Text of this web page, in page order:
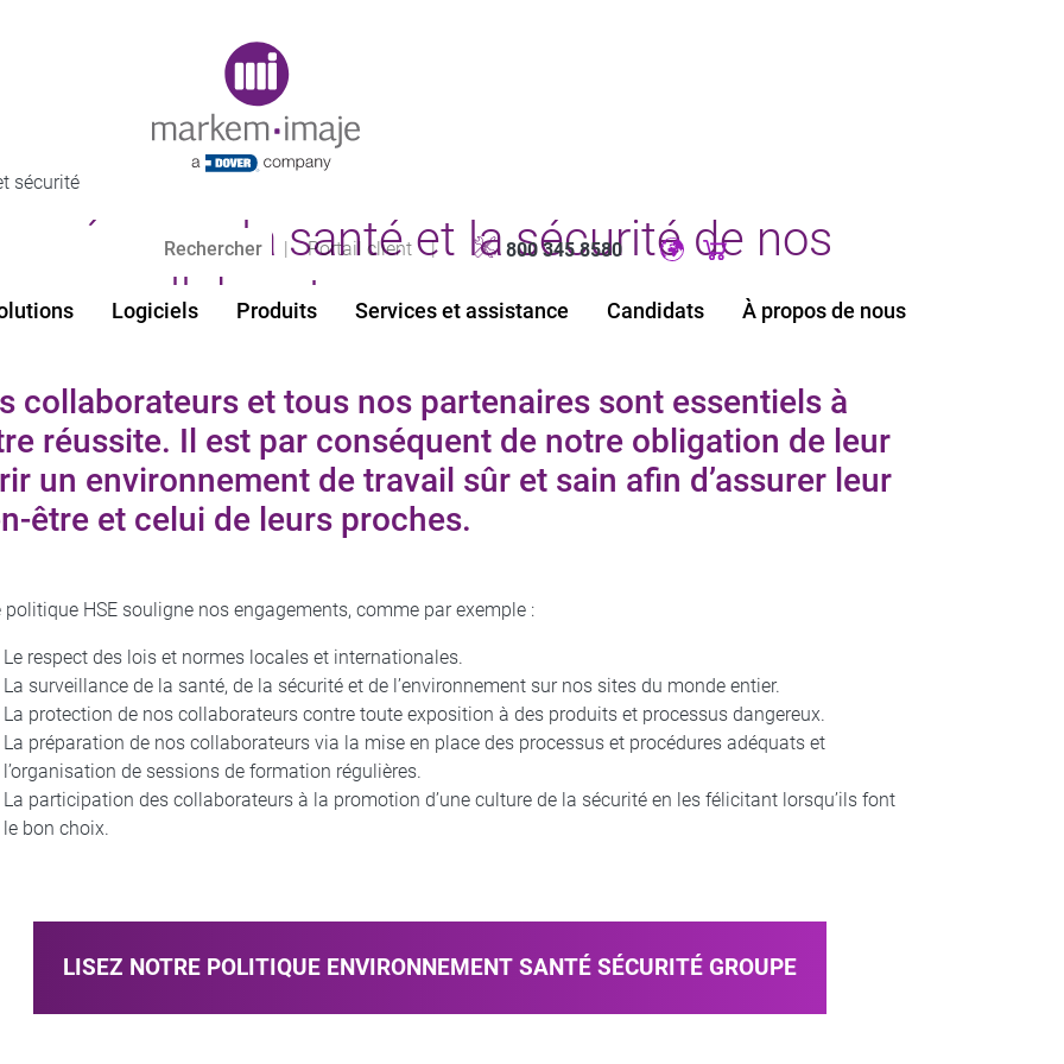
| Portail client | 800 345 8580 Original image URL link
Logiciels Produits Services et assistance Candidats À propos de nous
sécurité
un : la santé et la sécurité de nos
collaborateurs
collaborateurs et tous nos partenaires sont essentiels à
réussite. Il est par conséquent de notre obligation de leur
un environnement de travail sûr et sain afin d’assurer leur
être et celui de leurs proches.
politique HSE souligne nos engagements, comme par exemple :
Le respect des lois et normes locales et internationales.
La surveillance de la santé, de la sécurité et de l’environnement sur nos sites du monde entier.
La protection de nos collaborateurs contre toute exposition à des produits et processus dangereux.
La préparation de nos collaborateurs via la mise en place des processus et procédures adéquats et
l’organisation de sessions de formation régulières.
La participation des collaborateurs à la promotion d’une culture de la sécurité en les félicitant lorsqu’ils font
le bon choix.
LISEZ NOTRE POLITIQUE ENVIRONNEMENT SANTÉ SÉCURITÉ GROUPE